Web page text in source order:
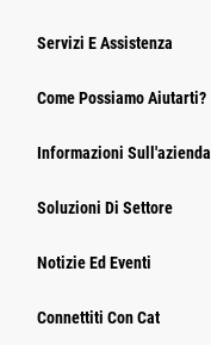
Servizi E Assistenza
Come Possiamo Aiutarti?
Informazioni Sull'azienda
Soluzioni Di Settore
Notizie Ed Eventi
Connettiti Con Cat